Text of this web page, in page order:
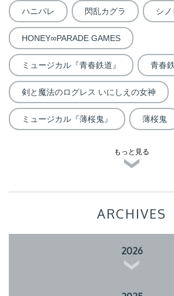
ハニパレ 閃乱カグラ シ
HONEY∞PARADE GAMES
ミュージカル『青春鉄道』 青春
剣と魔法のログレス いにしえの女神
ミュージカル『薄桜鬼』 薄桜鬼
もっと見る
ARCHIVES
2026